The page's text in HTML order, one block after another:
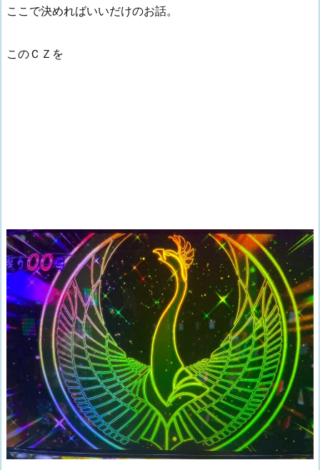
ここで決めればいいだけのお話。
このＣＺを